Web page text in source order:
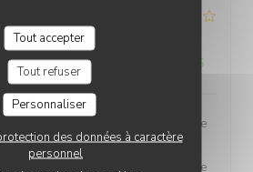
Tout accepter
Tout refuser
Personnaliser
des données à caractère
personnel
Couverts 5
:5/5 Cuisine:2 /5
dehors comme à l'intérieur et le
Toutefois, la cuisine n'est pas
avons eu des changement de